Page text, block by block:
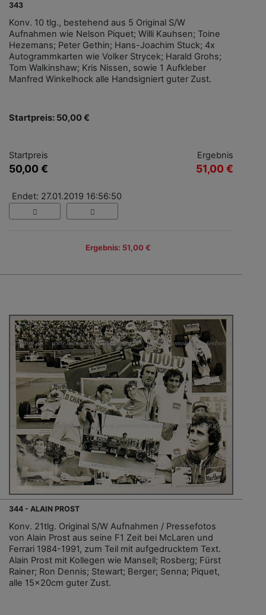
343
Konv. 10 tlg., bestehend aus 5 Original S/W
Aufnahmen wie Nelson Piquet; Willi Kauhsen; Toine
Hezemans; Peter Gethin; Hans-Joachim Stuck; 4x
Autogrammkarten wie Volker Strycek; Harald Grohs;
Tom Walkinshaw; Kris Nissen, sowie 1 Aufkleber
Manfred Winkelhock alle Handsigniert guter Zust.
Startpreis: 50,00 €
Startpreis
50,00 €
Ergebnis
51,00 €
Endet: 27.01.2019 16:56:50
Ergebnis: 51,00 €
344 - ALAIN PROST
Konv. 21tlg. Original S/W Aufnahmen / Pressefotos
von Alain Prost aus seine F1 Zeit bei McLaren und
Ferrari 1984-1991, zum Teil mit aufgedrucktem Text.
Alain Prost mit Kollegen wie Mansell; Rosberg; Fürst
Rainer; Ron Dennis; Stewart; Berger; Senna; Piquet,
alle 15x20cm guter Zust.